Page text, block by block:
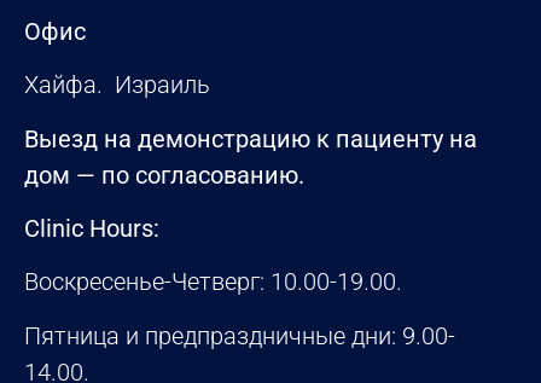
Офис
Хайфа. Израиль
Выезд на демонстрацию к пациенту на
дом — по согласованию.
Clinic Hours:
Воскресенье-Четверг: 10.00-19.00.
Пятница и предпраздничные дни: 9.00-
14.00.